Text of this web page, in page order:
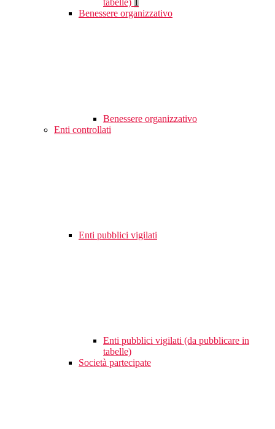
tabelle)
Benessere organizzativo
Benessere organizzativo
Enti controllati
Enti pubblici vigilati
Enti pubblici vigilati (da pubblicare in
tabelle)
Società partecipate